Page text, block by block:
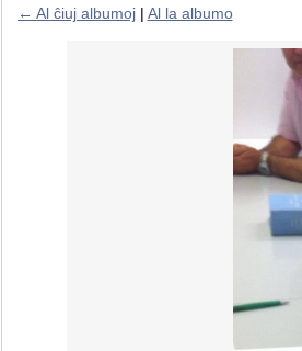
← Al ĉiuj albumoj| Al la albumo